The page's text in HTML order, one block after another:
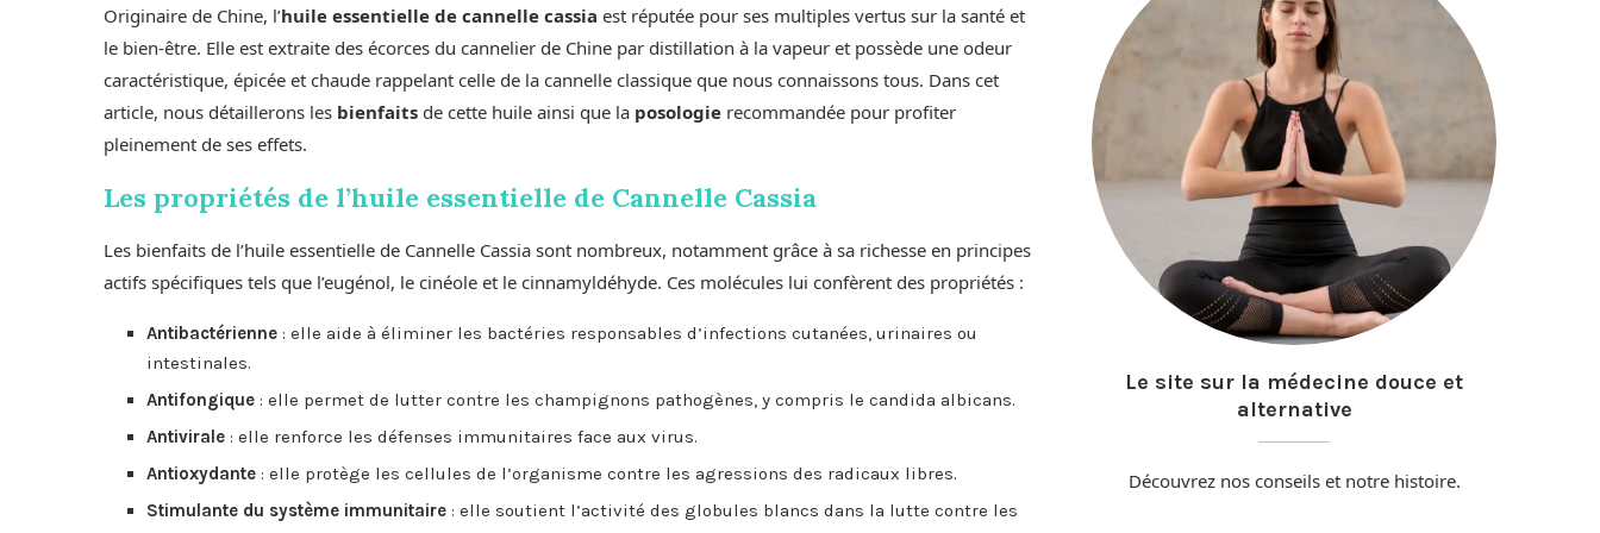
Originaire de Chine, l’huile essentielle de cannelle cassia est réputée pour ses multiples vertus sur la santé et
le bien-être. Elle est extraite des écorces du cannelier de Chine par distillation à la vapeur et possède une odeur
caractéristique, épicée et chaude rappelant celle de la cannelle classique que nous connaissons tous. Dans cet
article, nous détaillerons les bienfaits de cette huile ainsi que la posologie recommandée pour profiter
pleinement de ses effets.
Les propriétés de l’huile essentielle de Cannelle Cassia
Les bienfaits de l’huile essentielle de Cannelle Cassia sont nombreux, notamment grâce à sa richesse en principes
actifs spécifiques tels que l’eugénol, le cinéole et le cinnamyldéhyde. Ces molécules lui confèrent des propriétés :
Antibactérienne : elle aide à éliminer les bactéries responsables d’infections cutanées, urinaires ou
intestinales.
Antifongique : elle permet de lutter contre les champignons pathogènes, y compris le candida albicans.
Antivirale : elle renforce les défenses immunitaires face aux virus.
Antioxydante : elle protège les cellules de l’organisme contre les agressions des radicaux libres.
Stimulante du système immunitaire : elle soutient l’activité des globules blancs dans la lutte contre les
Le site sur la médecine douce et
alternative
Découvrez nos conseils et notre histoire.